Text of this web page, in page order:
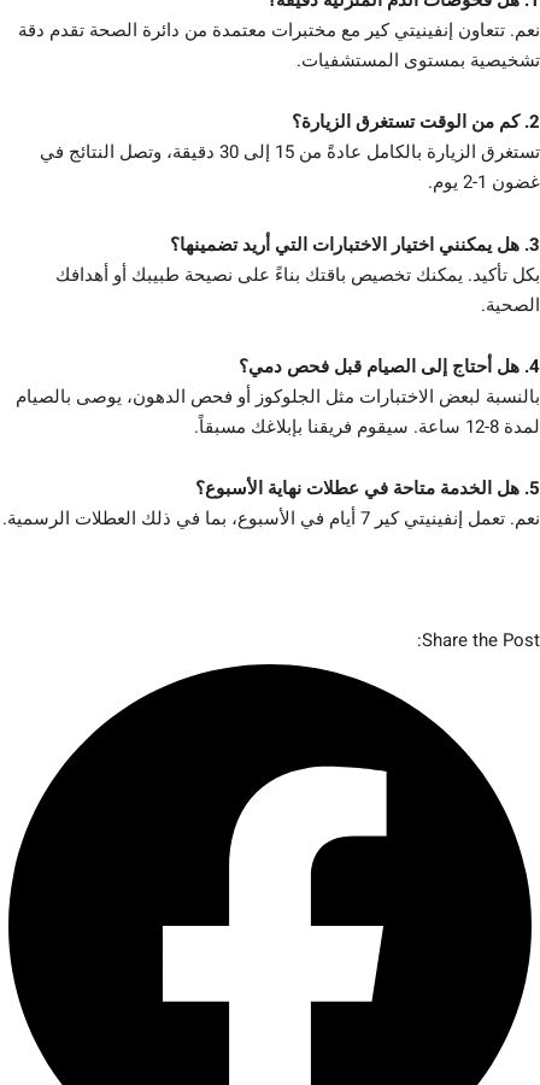
نعم. تتعاون إنفينيتي كير مع مختبرات معتمدة من دائرة الصحة تقدم دقة
تشخيصية بمستوى المستشفيات.
2. كم من الوقت تستغرق الزيارة؟
تستغرق الزيارة بالكامل عادةً من 15 إلى 30 دقيقة، وتصل النتائج في
غضون 1-2 يوم.
3. هل يمكنني اختيار الاختبارات التي أريد تضمينها؟
بكل تأكيد. يمكنك تخصيص باقتك بناءً على نصيحة طبيبك أو أهدافك
الصحية.
4. هل أحتاج إلى الصيام قبل فحص دمي؟
بالنسبة لبعض الاختبارات مثل الجلوكوز أو فحص الدهون، يوصى بالصيام
لمدة 8-12 ساعة. سيقوم فريقنا بإبلاغك مسبقاً.
5. هل الخدمة متاحة في عطلات نهاية الأسبوع؟
نعم. تعمل إنفينيتي كير 7 أيام في الأسبوع، بما في ذلك العطلات الرسمية.
Share the Post: